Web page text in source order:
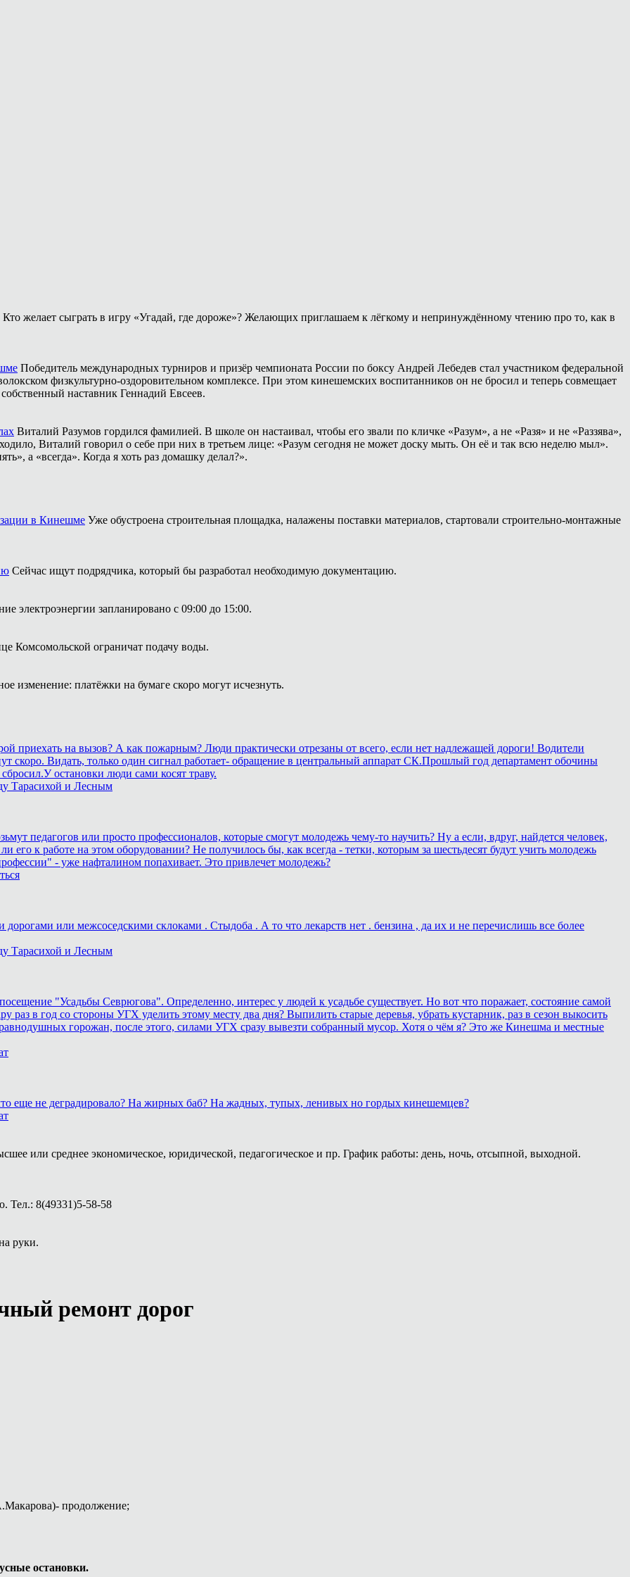
Кто желает сыграть в игру «Угадай, где дороже»? Желающих приглашаем к лёгкому и непринуждённому чтению про то, как в
Победитель международных турниров и призёр чемпионата России по боксу Андрей Лебедев стал участником федеральной
физкультурно-оздоровительном комплексе. При этом кинешемских воспитанников он не бросил и теперь совмещает
наставник Геннадий Евсеев.
Виталий Разумов гордился фамилией. В школе он настаивал, чтобы его звали по кличке «Разум», а не «Разя» и не «Раззява»,
Виталий говорил о себе при них в третьем лице: «Разум сегодня не может доску мыть. Он её и так всю неделю мыл».
а «всегда». Когда я хоть раз домашку делал?».
в Кинешме Уже обустроена строительная площадка, налажены поставки материалов, стартовали строительно-монтажные
Сейчас ищут подрядчика, который бы разработал необходимую документацию.
электроэнергии запланировано с 09:00 до 15:00.
Комсомольской ограничат подачу воды.
изменение: платёжки на бумаге скоро могут исчезнуть.
приехать на вызов? А как пожарным? Люди практически отрезаны от всего, если нет надлежащей дороги! Водители
скоро. Видать, только один сигнал работает- обращение в центральный аппарат СК.Прошлый год департамент обочины
остановки люди сами косят траву.
Тарасихой и Лесным
педагогов или просто профессионалов, которые смогут молодежь чему-то научить? Ну а если, вдруг, найдется человек,
его к работе на этом оборудовании? Не получилось бы, как всегда - тетки, которым за шестьдесят будут учить молодежь
- уже нафталином попахивает. Это привлечет молодежь?
или межсоседскими склоками . Стыдоба . А то что лекарств нет . бензина , да их и не перечислишь все более
Тарасихой и Лесным
"Усадьбы Севрюгова". Определенно, интерес у людей к усадьбе существует. Но вот что поражает, состояние самой
в год со стороны УГХ уделить этому месту два дня? Выпилить старые деревья, убрать кустарник, раз в сезон выкосить
горожан, после этого, силами УГХ сразу вывезти собранный мусор. Хотя о чём я? Это же Кинешма и местные
еще не деградировало? На жирных баб? На жадных, тупых, ленивых но гордых кинешемцев?
или среднее экономическое, юридической, педагогическое и пр. График работы: день, ночь, отсыпной, выходной.
Тел.: 8(49331)5-58-58
руки.
ремонт дорог
продолжение;
остановки.